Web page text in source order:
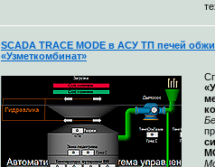
SCADA TRACE MODE в АСУ ТП печей
«Узметкомбинат»